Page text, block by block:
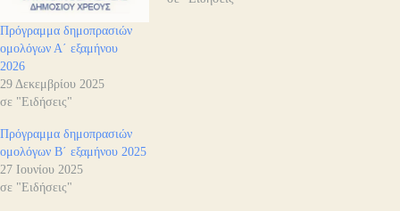
Πρόγραμμα δημοπρασιών
ομολόγων Α΄ εξαμήνου
2026
29 Δεκεμβρίου 2025
σε "Ειδήσεις"
Πρόγραμμα δημοπρασιών
ομολόγων Β΄ εξαμήνου 2025
27 Ιουνίου 2025
σε "Ειδήσεις"